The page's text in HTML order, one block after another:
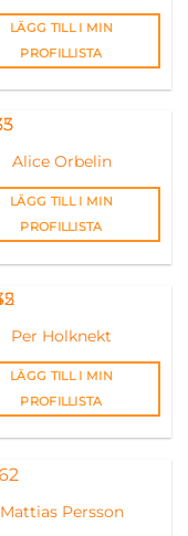
LÄGG TILL I MIN
PROFILLISTA
Alice Orbelin
LÄGG TILL I MIN
PROFILLISTA
Per Holknekt
LÄGG TILL I MIN
PROFILLISTA
Mattias Persson